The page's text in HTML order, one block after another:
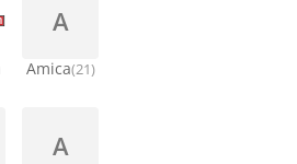
A
Amica(21)
A